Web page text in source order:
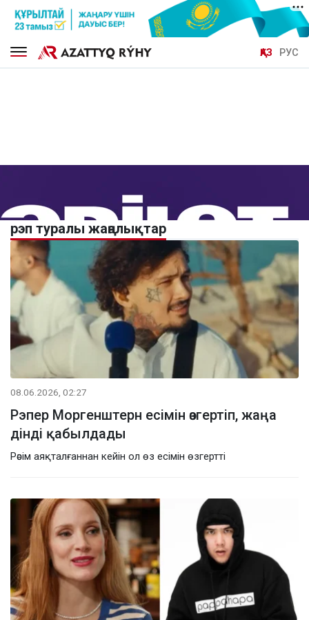
ҚАЗ РУС
рэп туралы жаңалықтар
08.06.2026, 02:27
Рэпер Моргенштерн есімін өзгертіп, жаңа
дінді қабылдады
Рәсім аяқталғаннан кейін ол өз есімін өзгертті